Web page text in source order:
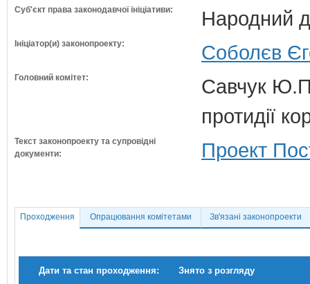
Суб'єкт права законодавчої ініціативи: Народний
Ініціатор(и) законопроекту: Соболєв
Головний комітет:
Савчук Ю.П.
протидії
Текст законопроекту та супровідні
документи:
Проект
Проходження Опрацювання комітетами Зв'язані законопроекти
Дати та стан проходження: Знято з розгляду